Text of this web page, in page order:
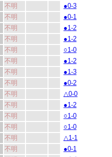
不明
●0-3
不明
●0-1
不明
●1-2
不明
●1-2
不明
○1-0
不明
●1-2
不明
●1-3
不明
●0-2
不明
△0-0
不明
●1-2
不明
○1-0
不明
○1-0
不明
△1-1
不明
●0-1